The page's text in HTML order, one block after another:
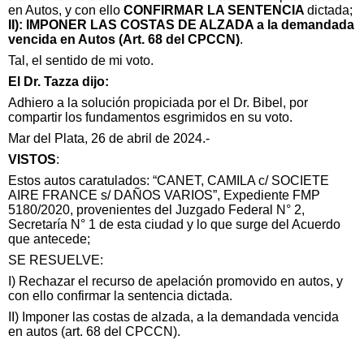
en Autos, y con ello CONFIRMAR LA SENTENCIA dictada;
II): IMPONER LAS COSTAS DE ALZADA a la demandada
vencida en Autos (Art. 68 del CPCCN).
Tal, el sentido de mi voto.
El Dr. Tazza dijo:
Adhiero a la solución propiciada por el Dr. Bibel, por
compartir los fundamentos esgrimidos en su voto.
Mar del Plata, 26 de abril de 2024.-
VISTOS:
Estos autos caratulados: “CANET, CAMILA c/ SOCIETE
AIRE FRANCE s/ DAÑOS VARIOS”, Expediente FMP
5180/2020, provenientes del Juzgado Federal N° 2,
Secretaría N° 1 de esta ciudad y lo que surge del Acuerdo
que antecede;
SE RESUELVE:
I) Rechazar el recurso de apelación promovido en autos, y
con ello confirmar la sentencia dictada.
II) Imponer las costas de alzada, a la demandada vencida
en autos (art. 68 del CPCCN).